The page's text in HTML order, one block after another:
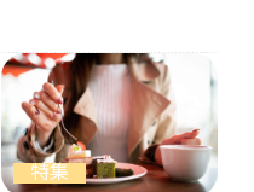
特集